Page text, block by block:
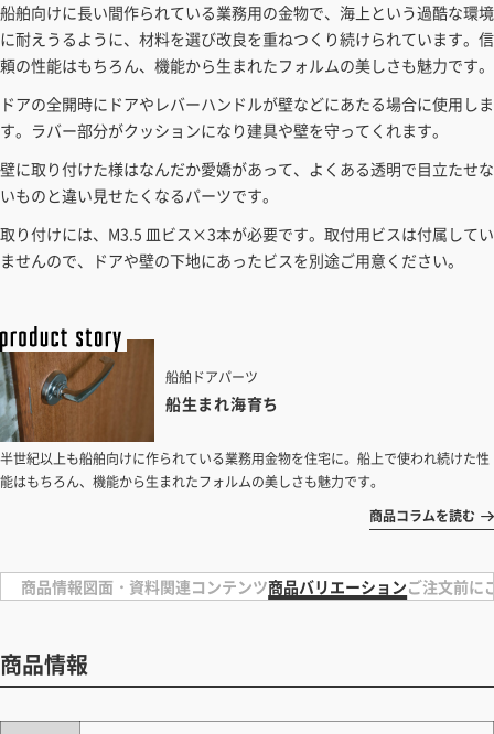
カートでのお見積り機能
「この商品を選ぶ」からご希望の商品をカートに入れていただき、お届
ことができます。お見積り書の出力も可能です。
見積もりガイドはこちら
船舶向けに長い間作られている業務用の金物で、海上という過酷な環境
に耐えうるように、材料を選び改良を重ねつくり続けられています。信
頼の性能はもちろん、機能から生まれたフォルムの美しさも魅力です。
ドアの全開時にドアやレバーハンドルが壁などにあたる場合に使用しま
す。ラバー部分がクッションになり建具や壁を守ってくれます。
壁に取り付けた様はなんだか愛嬌があって、よくある透明で目立たせな
いものと違い見せたくなるパーツです。
取り付けには、M3.5 皿ビス×3本が必要です。取付用ビスは付属してい
ませんので、ドアや壁の下地にあったビスを別途ご用意ください。
船舶ドアパーツ
船生まれ海育ち
半世紀以上も船舶向けに作られている業務用金物を住宅に。船上で使われ続けた性
能はもちろん、機能から生まれたフォルムの美しさも魅力です。
商品コラムを読む
商品情報図面・資料関連コンテンツ商品バリエーションご注文前に
商品情報